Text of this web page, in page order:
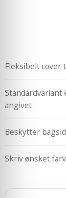
Fleksibelt cover
angivet
Beskytter
Skriv ønsket